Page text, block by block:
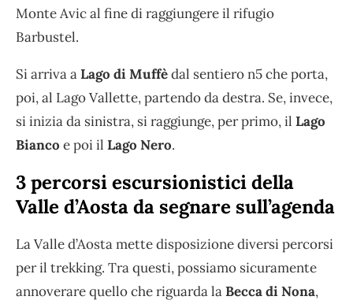
Monte Avic al fine di raggiungere il rifugio
Barbustel.
Si arriva aLago di Muffèdal sentiero n5 che porta,
poi, al Lago Vallette, partendo da destra. Se, invece,
si inizia da sinistra, si raggiunge, per primo, il Lago
Bianco e poi il Lago Nero.
3 percorsi escursionistici della
Valle d’Aosta da segnare sull’agenda
La Valle d’Aosta mette disposizione diversi percorsi
per il trekking. Tra questi, possiamo sicuramente
annoverare quello che riguarda laBecca di Nona,